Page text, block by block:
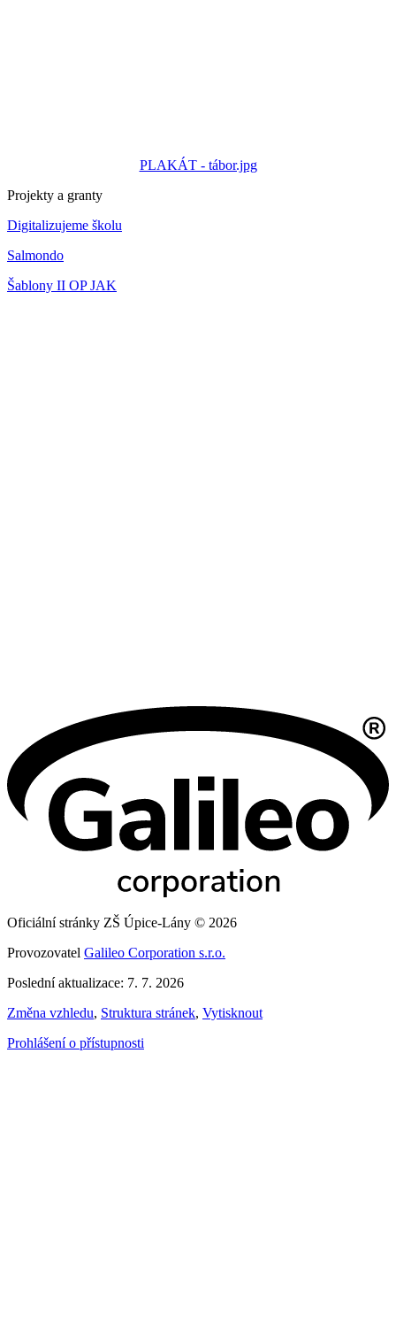
PLAKÁT - tábor.jpg
Projekty a granty
Digitalizujeme školu
Salmondo
Šablony II OP JAK
Oficiální stránky ZŠ Úpice-Lány © 2026
Provozovatel Galileo Corporation s.r.o.
Poslední aktualizace: 7. 7. 2026
Změna vzhledu, Struktura stránek, Vytisknout
Prohlášení o přístupnosti